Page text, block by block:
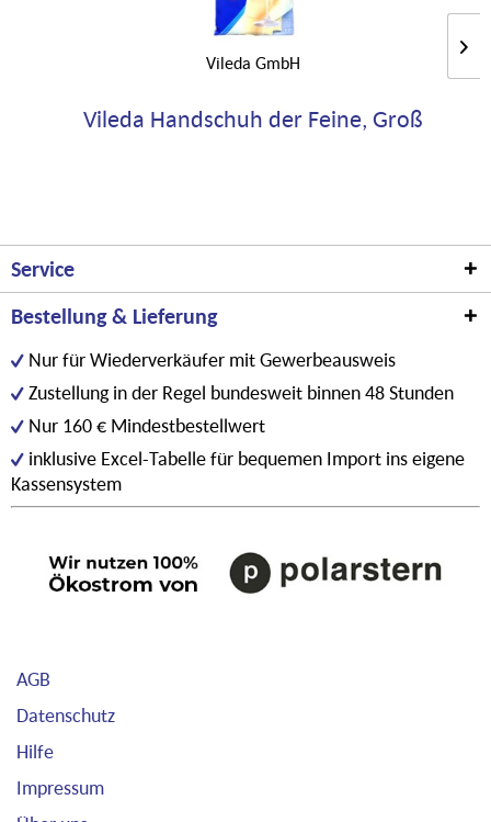
Vileda GmbH
Vileda Handschuh der Feine, Groß
Service
Bestellung & Lieferung
Nur für Wiederverkäufer mit Gewerbeausweis
Zustellung in der Regel bundesweit binnen 48 Stunden
Nur 160 € Mindestbestellwert
inklusive Excel-Tabelle für bequemen Import ins eigene
Kassensystem
AGB
Datenschutz
Hilfe
Impressum